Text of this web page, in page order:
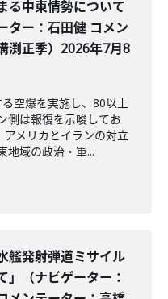
る中東情勢について
ター：石田健 コメン
渕正季）2026年7月8
空爆を実施し、80以上
側は報復を示唆してお
アメリカとイランの対立
地域の政治・軍...
艦発射弾道ミサイル
」（ナビゲーター：